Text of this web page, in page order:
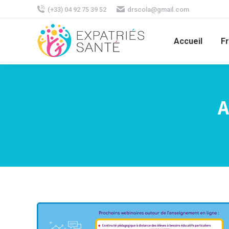
(+33) 04 92 75 39 52 drscola@gmail.com
Accueil